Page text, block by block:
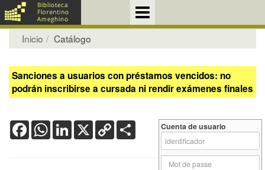
Inicio Catálogo
Sanciones a usuarios con préstamos vencidos: no
podrán inscribirse a cursada ni rendir exámenes finales
FacebookWhatsApp
LinkedIn
X Copy
Link
Cuenta de usuario